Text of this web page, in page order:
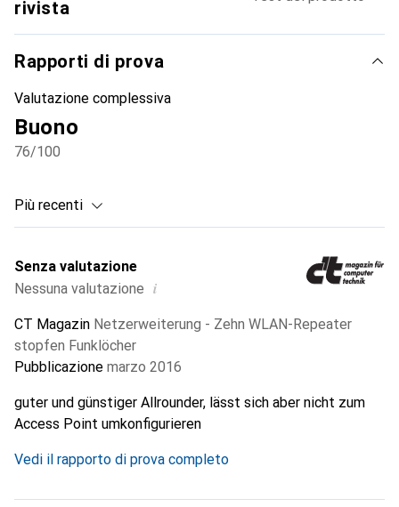
rivista
Rapporti di prova
Valutazione complessiva
Buono
76/100
Più recenti
Senza valutazione
Nessuna valutazione i
CT Magazin Netzerweiterung - Zehn WLAN-Repeater
stopfen Funklöcher
Pubblicazione marzo 2016
guter und günstiger Allrounder, lässt sich aber nicht zum
Access Point umkonfigurieren
Vedi il rapporto di prova completo